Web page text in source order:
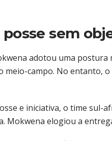
posse sem
adotou uma
meio-campo. No entanto,
e iniciativa, o time sul-
Mokwena elogiou a